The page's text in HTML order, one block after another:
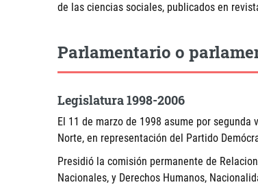
de las ciencias sociales, publicados en
Parlamentario o
Legislatura 1998-2006
El 11 de marzo de 1998 asume por segunda
Norte, en representación del Partido
Presidió la comisión permanente de
Nacionales, y Derechos Humanos,